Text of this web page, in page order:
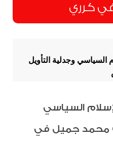
كرري
السياسي وجدلية التأويل
السياسي
محمد جميل في